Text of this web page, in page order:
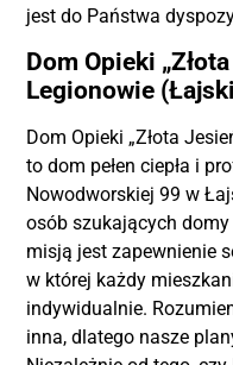
jest do Państwa
Dom Opieki
Legionowie
Dom Opieki „Złota
to dom pełen ciepła i
Nowodworskiej 99 w
osób szukających
misją jest zapewnienie
w której każdy
indywidualnie.
inna, dlatego nasze